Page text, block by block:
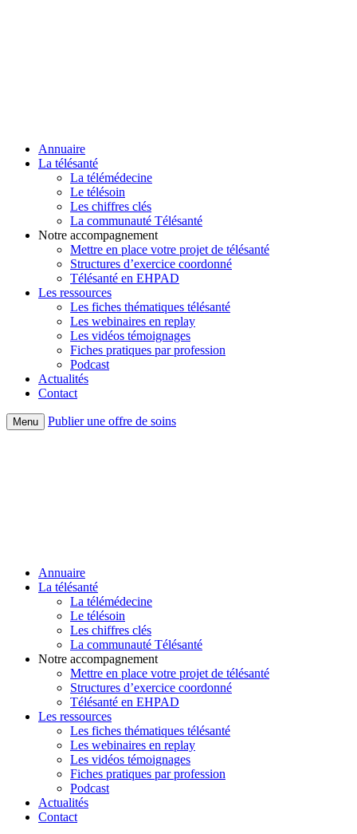
Annuaire
La télésanté
La télémédecine
Le télésoin
Les chiffres clés
La communauté Télésanté
Notre accompagnement
Mettre en place votre projet de télésanté
Structures d’exercice coordonné
Télésanté en EHPAD
Les ressources
Les fiches thématiques télésanté
Les webinaires en replay
Les vidéos témoignages
Fiches pratiques par profession
Podcast
Actualités
Contact
Menu Publier une offre de soins
Annuaire
La télésanté
La télémédecine
Le télésoin
Les chiffres clés
La communauté Télésanté
Notre accompagnement
Mettre en place votre projet de télésanté
Structures d’exercice coordonné
Télésanté en EHPAD
Les ressources
Les fiches thématiques télésanté
Les webinaires en replay
Les vidéos témoignages
Fiches pratiques par profession
Podcast
Actualités
Contact